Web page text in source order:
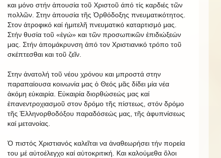
και μόνο στήν ἀπουσία τοῦ Χριστοῦ άπό τίς καρδιές τῶν
πολλῶν. Στην ἀπουσία τῆς Ὀρθόδοξης πνευματικότητος.
Στον ἀτροφικό καί ἡμιτελῆ πνευματικό καταρτισμό μας.
Στήν θυσία τοῦ «ἐγώ» και τῶν προσωπικῶν ἐπιδιώξεών
μας. Στήν ἀπομάκρυνση ἀπό τον Χριστιανικό τρόπο τοῦ
σκέπτεσθαι και τοῦ ζεῖν.
Στην ἀνατολή τοῦ νέου χρόνου και μπροστά στην
παραπαίουσα κοινωνία μας ὁ Θεός μᾶς δίδει μία νέα
ἀκόμη εὐκαιρία. Εὐκαιρία διορθώσεώς μας καί
ἐπανεντροχιασμοῦ στον δρόμο τῆς πίστεως, στόν δρόμο
τῆς Ἑλληνορθοδόξου παραδόσεώς μας, τῆς ἀφυπνίσεως
καί μετανοίας.
Ὁ πιστός Χριστιανός καλεῖται να ἀναθεωρήσει τήν πορεία
του μέ αὐτοέλεγχο καί αὐτοκριτική. Και καλούμεθα ὅλοι